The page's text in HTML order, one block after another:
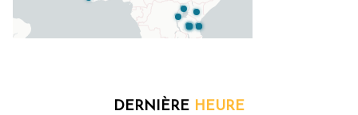
DERNIÈRE HEURE